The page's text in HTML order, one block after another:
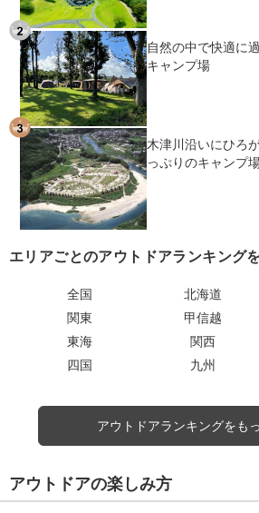
自然の中で快適に
キャンプ場
木津川沿いにひろ
っぷりのキャンプ
エリアごとのアウトドアランキング
全国 北海道
関東
甲信越
東海
関西
四国
九州
アウトドアランキングをも
アウトドアの楽しみ方